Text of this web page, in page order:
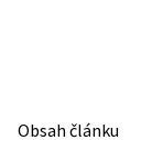
Obsah článku